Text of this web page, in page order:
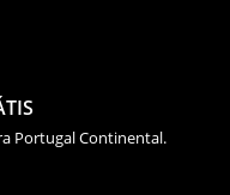
Portugal Continental.